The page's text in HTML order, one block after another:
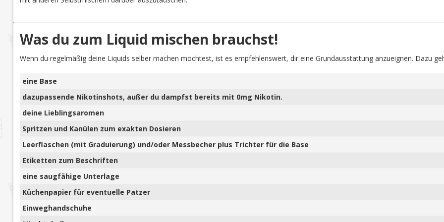
Was du zum Liquid mischen brauchst!
Wenn du regelmäßig deine Liquids selber machen möchtest, ist es empfehlenswert, dir eine Grundausstattung anzueignen. Dazu
eine Base
dazupassende Nikotinshots, außer du dampfst bereits mit 0mg Nikotin.
deine Lieblingsaromen
Spritzen und Kanülen zum exakten Dosieren
Leerflaschen (mit Graduierung) und/oder Messbecher plus Trichter für die Base
Etiketten zum Beschriften
eine saugfähige Unterlage
Küchenpapier für eventuelle Patzer
Einweghandschuhe